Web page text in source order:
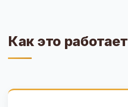
Как это работает